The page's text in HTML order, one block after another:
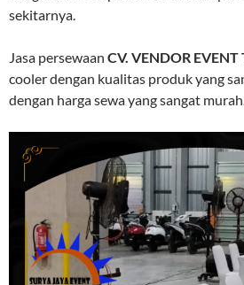
sekitarnya.
Jasa persewaan CV. VENDOR EVENT
cooler dengan kualitas produk yang
dengan harga sewa yang sangat